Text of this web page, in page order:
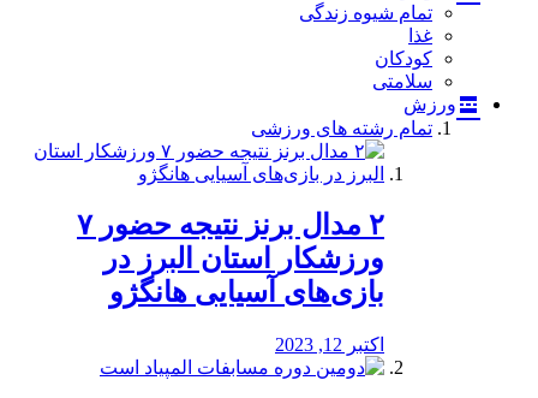
تمام شیوه زندگی
غذا
کودکان
سلامتی
ورزش
تمام رشته های ورزشی
۲ مدال برنز نتیجه حضور ۷
ورزشکار استان البرز در
بازی‌های آسیایی هانگژو
اکتبر 12, 2023